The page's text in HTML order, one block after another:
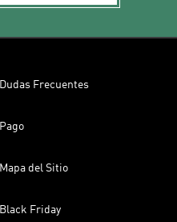
Dudas Frecuentes
Pago
Mapa del Sitio
Black Friday